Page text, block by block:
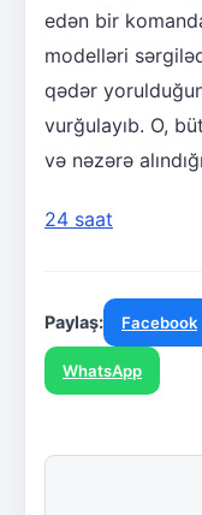
edən bir
modelləri
qədər
vurğulayıb. O,
və nəzərə
24 saat
Paylaş: Facebook
WhatsApp